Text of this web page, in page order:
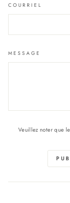
COURRIEL
MESSAGE
Veuillez noter que